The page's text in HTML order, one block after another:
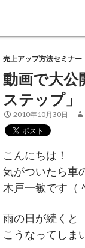
売上アップ方法セミナー
動画で大公
ステップ」
2010年10月30日
こんにちは！
気がついたら車
木戸一敏です（
雨の日が続くと
こうなってしま